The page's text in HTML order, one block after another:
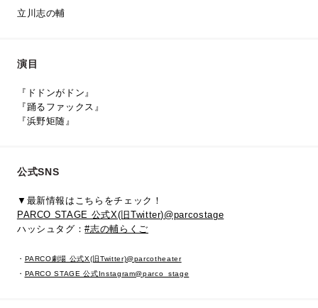
立川志の輔
演目
『ドドンがドン』
『踊るファックス』
『浜野矩随』
公式SNS
▼最新情報はこちらをチェック！
PARCO STAGE 公式X(旧Twitter)@parcostage
ハッシュタグ：#志の輔らくご
・ PARCO劇場 公式X(旧Twitter)@parcotheater
・ PARCO STAGE 公式Instagram@parco_stage